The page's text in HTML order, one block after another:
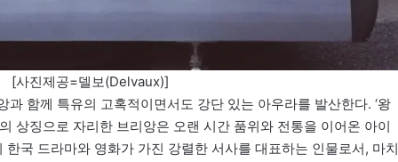
[사진제공=델보(Delvaux)]
과 함께 특유의 고혹적이면서도 강단 있는 아우라를 발산한다. ‘왕
상징으로 자리한 브리앙은 오랜 시간 품위와 전통을 이어온 아이
국 드라마와 영화가 가진 강렬한 서사를 대표하는 인물로서, 마치